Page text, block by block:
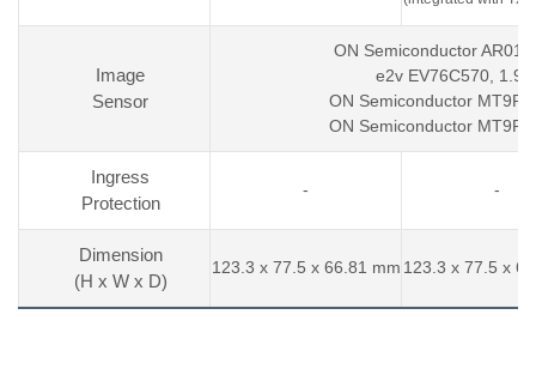
Image
Sensor
ON Semiconductor
e2v EV76C570,
ON Semiconductor
ON Semiconductor
Ingress
Protection
- -
Dimension
(H x W x D)
123.3 x 77.5 x 66.81 mm 123.3 x 77.5 x